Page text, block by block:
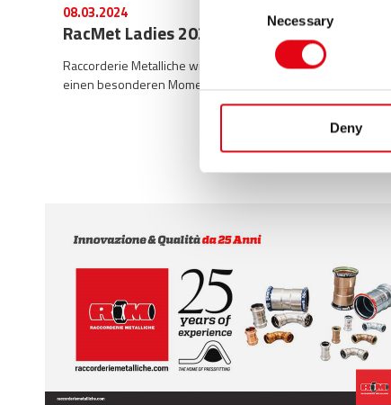
Necessary
Deny
08.03.2024
RacMet Ladies 2024
Raccorderie Metalliche widmet seinen Mitarbeiterinnen
einen besonderen Moment